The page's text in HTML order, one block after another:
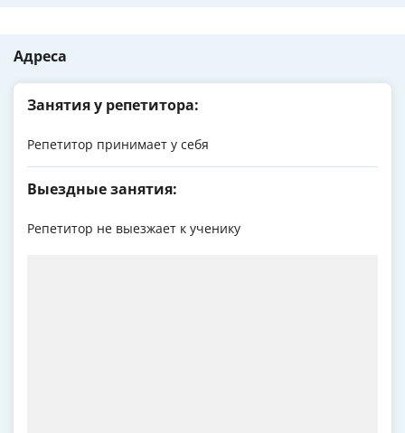
Адреса
Занятия у репетитора:
Репетитор принимает у себя
Выездные занятия:
Репетитор не выезжает к ученику